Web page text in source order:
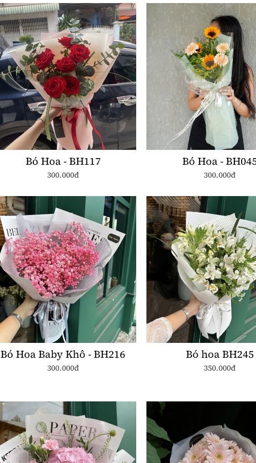
Bó Hoa - BH117
300.000đ
Bó Hoa -
300.000đ
Bó Hoa Baby Khô - BH216
300.000đ
Bó hoa BH245
350.000đ